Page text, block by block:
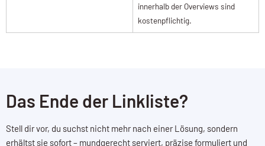
innerhalb der Overviews sind
kostenpflichtig.
Das Ende der Linkliste?
Stell dir vor, du suchst nicht mehr nach einer Lösung, sondern
erhältst sie sofort – mundgerecht serviert, präzise formuliert und